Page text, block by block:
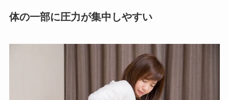
体の一部に圧力が集中しやすい